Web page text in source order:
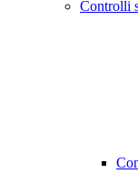
Controlli